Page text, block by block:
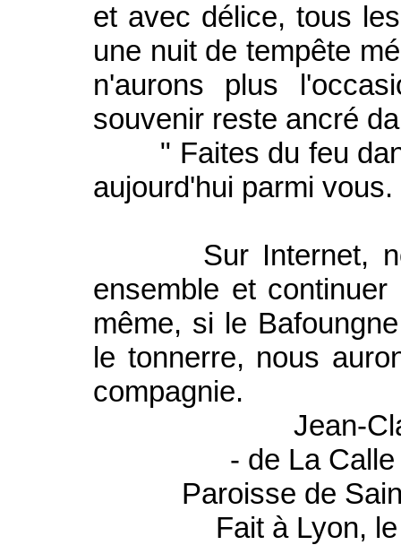
et avec délice, tous
une nuit de tempête
n'aurons plus
souvenir reste ancré
" Faites du feu
aujourd'hui parmi vous.
Sur Internet,
ensemble et
même, si le
le tonnerre, nous
compagnie.
Jean-
- de La
Paroisse de
Fait à Lyon,